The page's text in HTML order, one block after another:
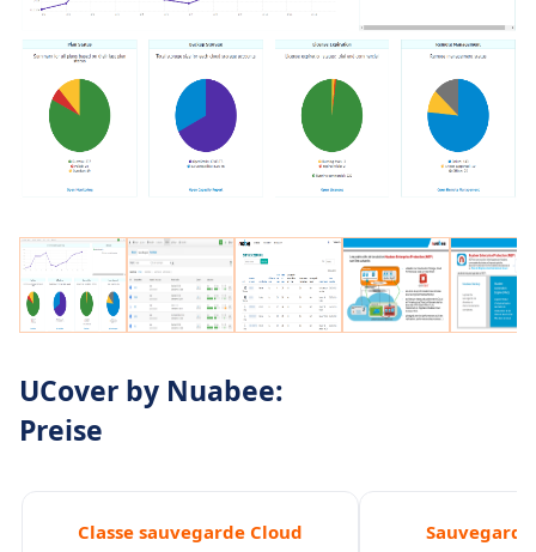
UCover by Nuabee:
Preise
Classe sauvegarde Cloud